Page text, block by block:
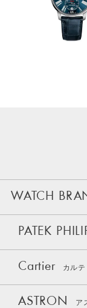
WATCH
PATEK
Cartier カル
ASTRON ア